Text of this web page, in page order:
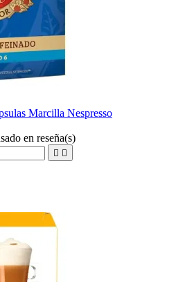
Marcilla Nespresso
en reseña(s)
 